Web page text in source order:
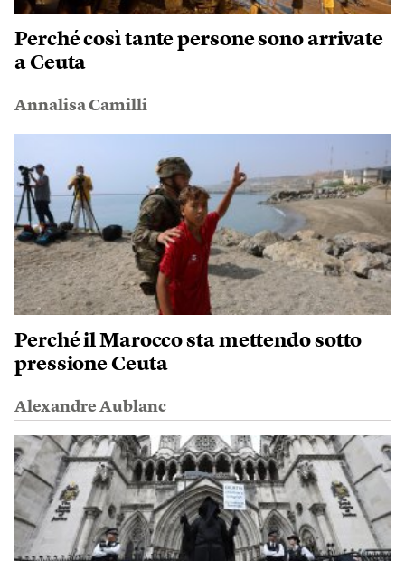
Perché così tante persone sono arrivate
a Ceuta
Annalisa Camilli
Perché il Marocco sta mettendo sotto
pressione Ceuta
Alexandre Aublanc